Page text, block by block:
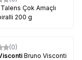
Talens Çok Amaçlı
200 g
(0)
Bruno Visconti